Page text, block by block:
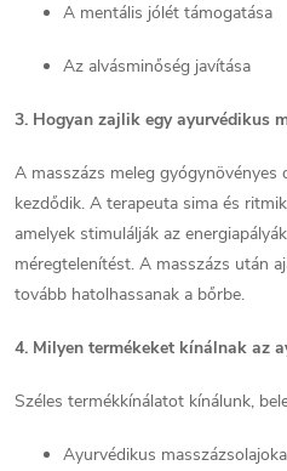
A mentális jólét támogatása
Az alvásminőség javítása
3. Hogyan zajlik egy ayurvédikus
A masszázs meleg
kezdődik. A terapeuta sima és
amelyek stimulálják az
méregtelenítést. A masszázs után
tovább hatolhassanak a bőrbe.
4. Milyen termékeket kínálnak az
Széles termékkínálatot kínálunk,
Ayurvédikus